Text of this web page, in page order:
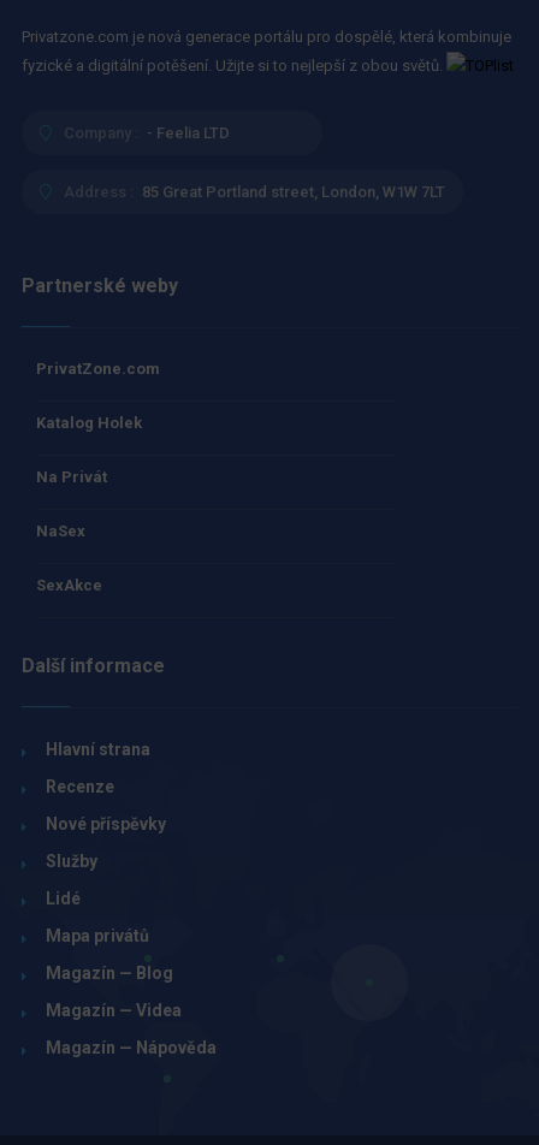
Privatzone.com je nová generace portálu pro dospělé, která kombinuje
fyzické a digitální potěšení. Užijte si to nejlepší z obou světů.
Company : - Feelia LTD
Address : 85 Great Portland street, London, W1W 7LT
Partnerské weby
PrivatZone.com
Katalog Holek
Na Privát
NaSex
SexAkce
Další informace
Hlavní strana
Recenze
Nové příspěvky
Služby
Lidé
Mapa privátů
Magazín — Blog
Magazín — Videa
Magazín — Nápověda